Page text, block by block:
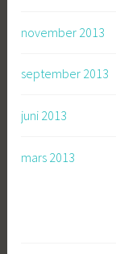
november 2013
september 2013
juni 2013
mars 2013